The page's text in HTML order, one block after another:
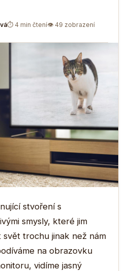
⏱ 4 min čtení👁 49 zobrazení
stvoření s
smysly, které jim
svět trochu jinak než nám
na obrazovku
vidíme jasný